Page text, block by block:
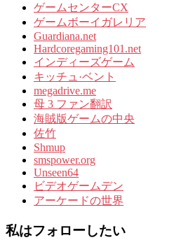
ゲームセンターCX
ゲームボーイガレリア
Guardiana.net
Hardcoregaming101.net
インディーズゲーム
キッチュ·ベント
megadrive.me
母 3 ファン翻訳
海賊版ゲームの中央
佐竹
Shmup
smspower.org
Unseen64
ビデオゲームデン
アーケードの世界
私はフォローしたい